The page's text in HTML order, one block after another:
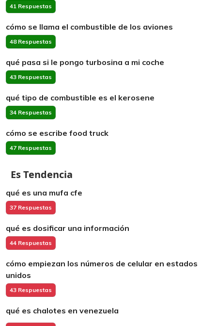
41 Respuestas
cómo se llama el combustible de los aviones
48 Respuestas
qué pasa si le pongo turbosina a mi coche
43 Respuestas
qué tipo de combustible es el kerosene
34 Respuestas
cómo se escribe food truck
47 Respuestas
Es Tendencia
qué es una mufa cfe
37 Respuestas
qué es dosificar una información
44 Respuestas
cómo empiezan los números de celular en estados
unidos
43 Respuestas
qué es chalotes en venezuela